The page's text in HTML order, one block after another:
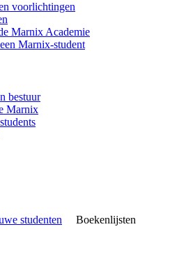
voorlichtingen
Marnix Academie
Marnix-student
bestuur
Marnix
studenten
Boekenlijsten